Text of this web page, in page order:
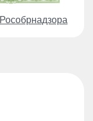
Рособрнадзора